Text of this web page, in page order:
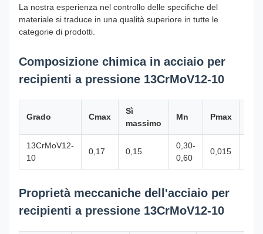
La nostra esperienza nel controllo delle specifiche del
materiale si traduce in una qualità superiore in tutte le
categorie di prodotti.
Composizione chimica in acciaio per
recipienti a pressione 13CrMoV12-10
Grado Cmax
Sì
massimo
Mn Pmax
13CrMoV12-
10
0,17 0,15
0,30-
0,60
0,015
Proprietà meccaniche dell'acciaio per
recipienti a pressione 13CrMoV12-10